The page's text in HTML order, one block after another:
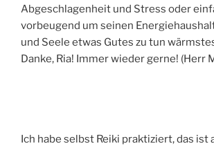
Abgeschlagenheit und Stress oder
vorbeugend um seinen
und Seele etwas Gutes zu tun
Danke, Ria! Immer wieder gerne! (Herr
Ich habe selbst Reiki praktiziert, das ist